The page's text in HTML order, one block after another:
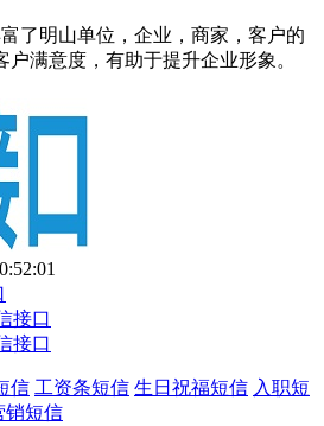
了明山单位，企业，商家，客户的
满意度，有助于提升企业形象。
接口
接口
信 工资条短信 生日祝福短信 入职短
销短信